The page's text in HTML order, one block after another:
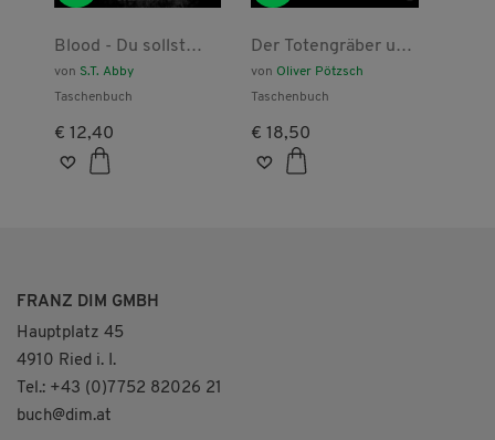
Blood - Du sollst
bereuen
von S.T. Abby
Taschenbuch
€ 12,40
Der Totengräber und
der Orden des
Teufels
von Oliver Pötzsch
Taschenbuch
€ 18,50
FRANZ DIM GMBH
Hauptplatz 45
4910 Ried i. I.
Tel.: +43 (0)7752 82026 21
buch@dim.at